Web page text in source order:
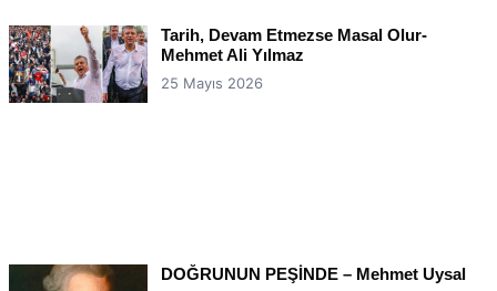
Tarih, Devam Etmezse Masal Olur-
Mehmet Ali Yılmaz
25 Mayıs 2026
DOĞRUNUN PEŞİNDE – Mehmet Uysal